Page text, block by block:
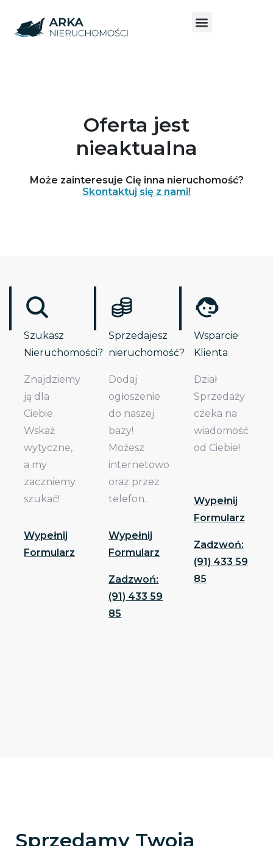
Oferta jest
nieaktualna
Może zainteresuje Cię inna nieruchomość?
Skontaktuj się z nami!
Szukasz
Nieruchomości?
Znajdziemy
ją dla
Ciebie.
Wskaż
wytyczne,
a my
zaczniemy
szukać!
Wypełnij
Formularz
Sprzedajesz
nieruchomość?
Dodaj
ogłoszenie
do naszej
bazy!
Możesz
internetowo
oraz przez
telefon.
Wypełnij
Formularz
Zadzwoń:
(91) 433 59
85
Wsparcie
Klienta
Dział
Sprzedaży
czeka na
wiadomość
od Ciebie!
Wypełnij
Formularz
Zadzwoń:
(91) 433 59
85
Sprzedamy Twoją